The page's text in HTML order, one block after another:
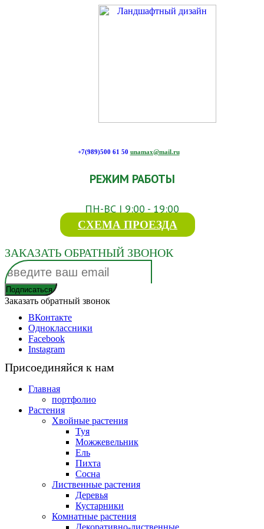
+7(989)500 61 50 unamax@mail.ru
РЕЖИМ РАБОТЫ
ПН-ВС | 9:00 - 19:00
СХЕМА ПРОЕЗДА
ЗАКАЗАТЬ ОБРАТНЫЙ ЗВОНОК
Заказать обратный звонок
ВКонтакте
Одноклассники
Facebook
Instagram
Присоединяйся к нам
Главная
портфолио
Растения
Хвойные растения
Туя
Можжевельник
Ель
Пихта
Сосна
Лиственные растения
Деревья
Кустарники
Комнатные растения